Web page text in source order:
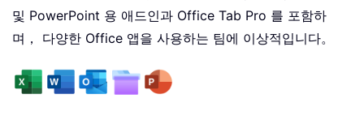
및 PowerPoint 용 애드인과 Office Tab Pro 를 포함하
며， 다양한 Office 앱을 사용하는 팀에 이상적입니다。